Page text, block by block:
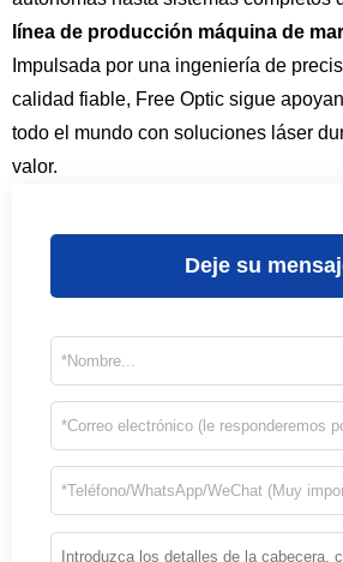
línea de producción máquina de
Impulsada por una ingeniería de
calidad fiable, Free Optic sigue
todo el mundo con soluciones láser
valor.
Deje su